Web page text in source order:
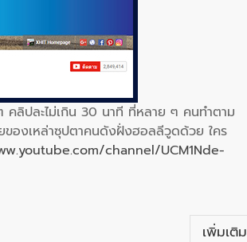
ลิปละไม่เกิน 30 นาที ที่หลาย ๆ คนทำตาม
องเหล่าซุปตาคนดังฝั่งฮอลลีวูดด้วย ใคร
channel/UCM1Nde-
เพิ่มเติม